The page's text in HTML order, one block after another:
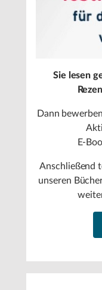
Sie lesen
Dann
E-
Anschließend
unseren